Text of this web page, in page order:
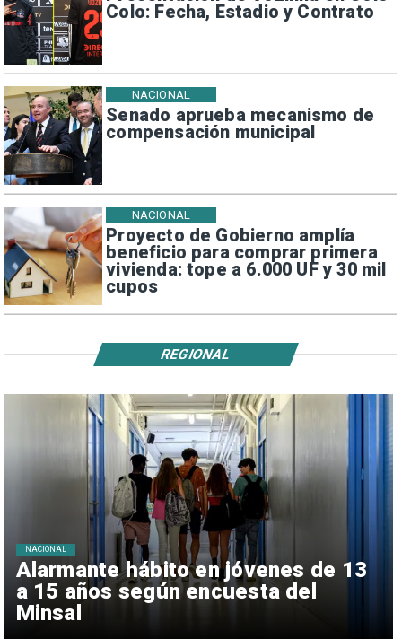
Colo: Fecha, Estadio y Contrato
Senado aprueba mecanismo de
compensación municipal
NACIONAL
Proyecto de Gobierno amplía
beneficio para comprar primera
vivienda: tope a 6.000 UF y 30 mil
cupos
NACIONAL
Alarmante hábito en jóvenes de 13
a 15 años según encuesta del
Minsal
NACIONAL
REGIONAL